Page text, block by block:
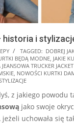
historia i
TAGGED: DOBREJ
BĘDĄ MODNE, JAKIE
JEANSOWA TRUCKER
, NOWOŚCI KURTKI
z jakiego powodu
jako swoje
uchowała się